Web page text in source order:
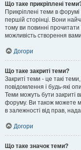
Що таке прикріплені
Прикріплені теми в
першій сторінці. Вони
тому ви повинні
можливість створення
Догори
Що таке закриті теми?
Закриті теми - це такі
повідомлення і будь-які
Теми можуть бути закриті
форуму. Ви також можете
в залежності від прав,
Догори
Що таке значок теми?